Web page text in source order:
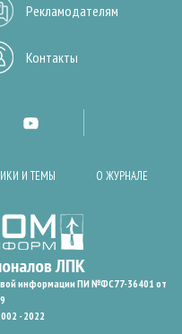
Рекламодателям
Контакты
И ТЕМЫ О ЖУРНАЛЕ
информации ПИ №ФС77-36401 от
- 2022